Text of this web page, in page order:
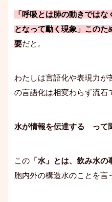
「呼吸とは肺の動きでは
となって動く現象」この
要だと。
わたしは言語化や表現力が
の言語化は相変わらず流石
水が情報を伝達する って
この 「水」とは、飲み水
胞内外の構造水のことを言